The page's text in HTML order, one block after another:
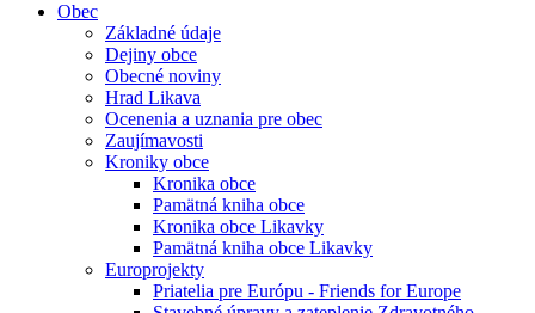
Obec
Základné údaje
Dejiny obce
Obecné noviny
Hrad Likava
Ocenenia a uznania pre obec
Zaujímavosti
Kroniky obce
Kronika obce
Pamätná kniha obce
Kronika obce Likavky
Pamätná kniha obce Likavky
Europrojekty
Priatelia pre Európu - Friends for Europe